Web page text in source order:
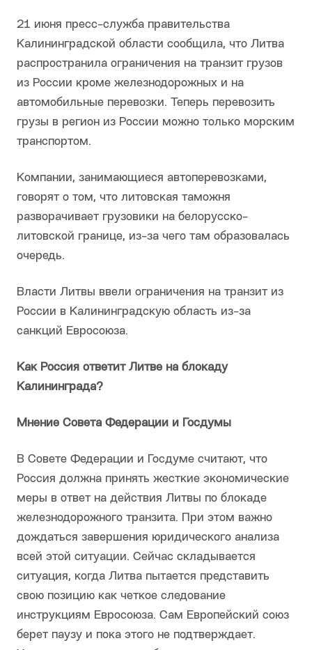
21 июня пресс-служба правительства
Калининградской области сообщила, что Литва
распространила ограничения на транзит грузов
из России кроме железнодорожных и на
автомобильные перевозки. Теперь перевозить
грузы в регион из России можно только морским
транспортом.
Компании, занимающиеся автоперевозками,
говорят о том, что литовская таможня
разворачивает грузовики на белорусско-
литовской границе, из-за чего там образовалась
очередь.
Власти Литвы ввели ограничения на транзит из
России в Калининградскую область из-за
санкций Евросоюза.
Как Россия ответит Литве на блокаду
Калининграда?
Мнение Совета Федерации и Госдумы
В Совете Федерации и Госдуме считают, что
Россия должна принять жесткие экономические
меры в ответ на действия Литвы по блокаде
железнодорожного транзита. При этом важно
дождаться завершения юридического анализа
всей этой ситуации. Сейчас складывается
ситуация, когда Литва пытается представить
свою позицию как четкое следование
инструкциям Евросоюза. Сам Европейский союз
берет паузу и пока этого не подтверждает.